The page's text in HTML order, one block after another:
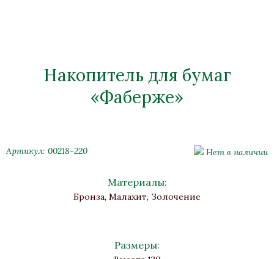
Накопитель для бумаг
«Фаберже»
Артикул: 00218-220 Нет в наличии
Материалы:
Бронза, Малахит, Золочение
Размеры: